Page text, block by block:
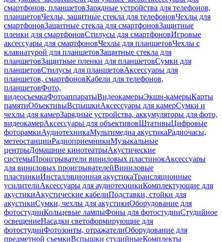
смартфонов, планшетовЗарядные устройства для телефонов,
планшетовЧехлы, защитные стекла для телефоновЧехлы для
смартфоновЗащитные стекла для смартфоновЗащитные
пленки для смартфоновСтилусы для смартфоновИгровые
аксессуары для смартфоновЧехлы для планшетовЧехлы с
клавиатурой для планшетовЗащитные стекла для
планшетовЗащитные пленки для планшетовСумки для
планшетовСтилусы для планшетовАксессуары для
планшетов, смартфоновКабели для телефонов,
планшетовФото,
видеосъемкаФотоаппаратыВидеокамерыЭкшн-камерыКарты
памятиОбъективыВспышкиАксессуары для камерСумки и
чехлы для камерЗарядные устройства, аккумуляторы для фото,
видеокамерАксессуары для объективовШтативыЦифровые
фоторамкиАудиотехникаМультимедиа акустикаРадиочасы,
метеостанцииРадиоприемникиМузыкальные
центрыДомашние кинотеатрыАкустические
системыПроигрыватели виниловых пластинокАксессуары
для виниловых проигрывателейВиниловые
пластинкиИнсталляционная акустикаТрансляционные
усилителиАксессуары для аудиотехникиКомплектующие для
акустикиАкустические кабелиПодставки, стойки для
акустикиСумки, чехлы для акустикиОборудование для
фотостудииКольцевые лампыФоны для фотостудииСтудийное
освещениеНасадки светоформирующие для
фотостудииФотозонты, отражателиОборудование для
предметной съемкиВспышки студийныеКомплекты